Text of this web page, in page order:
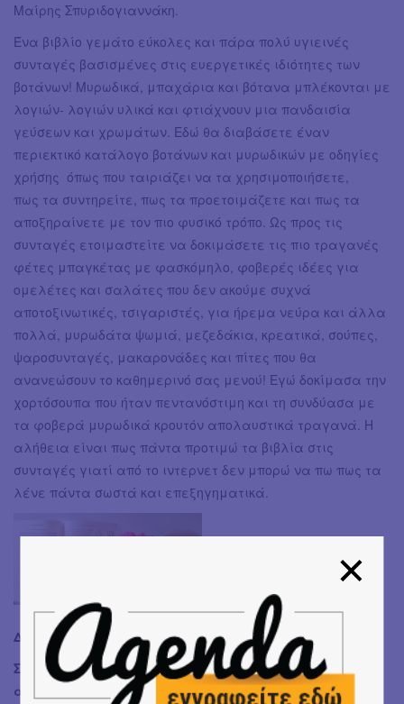
Μαίρης Σπυριδογιαννάκη.
Ένα βιβλίο γεμάτο εύκολες και πάρα πολύ υγιεινές
συνταγές βασισμένες στις ευεργετικές ιδιότητες των
βοτάνων! Μυρωδικά, μπαχάρια και βότανα μπλέκονται με
λογιών- λογιών υλικά και φτιάχνουν μια πανδαισία
γεύσεων και χρωμάτων. Εδώ θα διαβάσετε έναν
περιεκτικό κατάλογο βοτάνων και μυρωδικών με οδηγίες
χρήσης όπως που ταιριάζει να τα χρησιμοποιήσετε,
πως τα συντηρείτε, πως τα προετοιμάζετε και πως τα
αποξηραίνετε με τον πιο φυσικό τρόπο. Ως προς τις
συνταγές ετοιμαστείτε να δοκιμάσετε τις πιο τραγανές
φέτες μπαγκέτας με φασκόμηλο, φοβερές ιδέες για
ομελέτες και σαλάτες που δεν ακούμε συχνά
αποτοξινωτικές, τσιγαριστές, για ήρεμα νεύρα και άλλα
πολλά, μυρωδάτα ψωμιά, μεζεδάκια, κρεατικά, σούπες,
ψαροσυνταγές, μακαρονάδες και πίτες που θα
ανανεώσουν το καθημερινό σας μενού! Εγώ δοκίμασα την
χορτόσουπα που ήταν πεντανόστιμη και τη συνδύασα με
τα φοβερά μυρωδικά κρουτόν απολαυστικά τραγανά. Η
αλήθεια είναι πως πάντα προτιμώ τα βιβλία στις
συνταγές γιατί από το ιντερνετ δεν μπορώ να πω πως τα
λένε πάντα σωστά και επεξηγηματικά.
Διαγωνισμός
Σε συνεργασία με την Brainfood θα σας χαρίσουμε
αυτά τα 2 πανέμορφα βιβλία με πολλή αγάπη!